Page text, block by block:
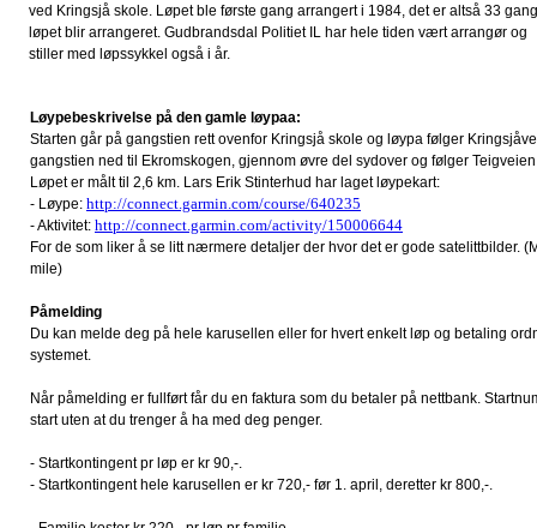
ved Kringsjå skole. Løpet ble første gang arrangert i 1984, det er altså 33 gang
løpet blir arrangeret. Gudbrandsdal Politiet IL har hele tiden vært arrangør og
stiller med løpssykkel også i år.
Løypebeskrivelse på den gamle løypaa:
Starten går på gangstien rett ovenfor Kringsjå skole og løypa følger
gangstien ned til Ekromskogen, gjennom øvre del sydover og følger
Løpet er målt til 2,6 km. Lars Erik Stinterhud har laget løypekart:
- Løype: http://connect.garmin.com/course/640235
- Aktivitet: http://connect.garmin.com/activity/150006644
For de som liker å se litt nærmere detaljer der hvor det er gode satelittbilder.
mile)
Påmelding
Du kan melde deg på hele karusellen eller for hvert enkelt løp og betaling
systemet.
Når påmelding er fullført får du en faktura som du betaler på nettbank.
start uten at du trenger å ha med deg penger.
- Startkontingent pr løp er kr 90,-.
- Startkontingent hele karusellen er kr 720,- før 1. april, deretter kr 800,-.